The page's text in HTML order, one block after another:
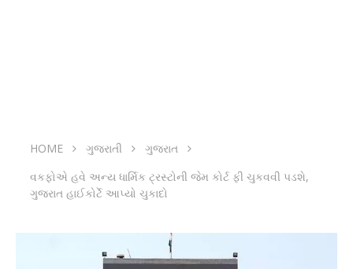
HOME ગુજરાતી
ગુજરાત
વકફોએ હવે અન્ય ધાર્મિક ટ્રસ્ટોની જેમ કોર્ટ ફી ચુકવવી પડશે,
ગુજરાત હાઈકોર્ટે આપ્યો ચુકાદો